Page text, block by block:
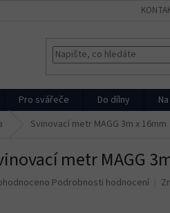
Pro svářeče Do dílny
Svinovací metr MAGG 3m x 16mm
metr MAGG
Podrobnosti hodnocení